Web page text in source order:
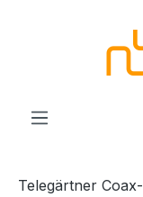
Telegärtner